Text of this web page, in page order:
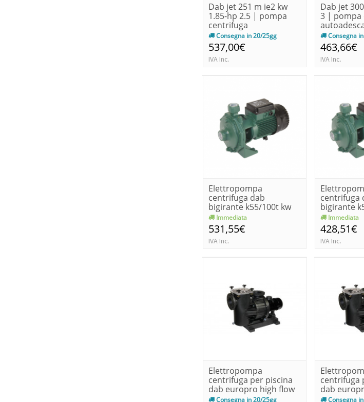
Dab jet 251 m ie2 kw
1.85-hp 2.5 | pompa
centrifuga
autoadescante
Consegna in 20/25gg
537,00€
IVA Inc.
Dab jet
3 | pompa
Consegna
463,66€
IVA Inc.
Elettropompa
centrifuga dab
bigirante k55/100t kw
2.2-hp 3 trifas...
Immediata
531,55€
IVA Inc.
centrifuga
bigirante
1.85-hp 2.5
Immediata
428,51€
IVA Inc.
Elettropompa
centrifuga per piscina
dab europro high flow
350t kw...
Consegna in 20/25gg
centrifuga
dab
400t kw...
Consegna